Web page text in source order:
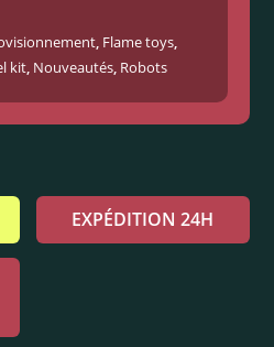
, Flame toys,
kit, Nouveautés, Robots
EXPÉDITION 24H